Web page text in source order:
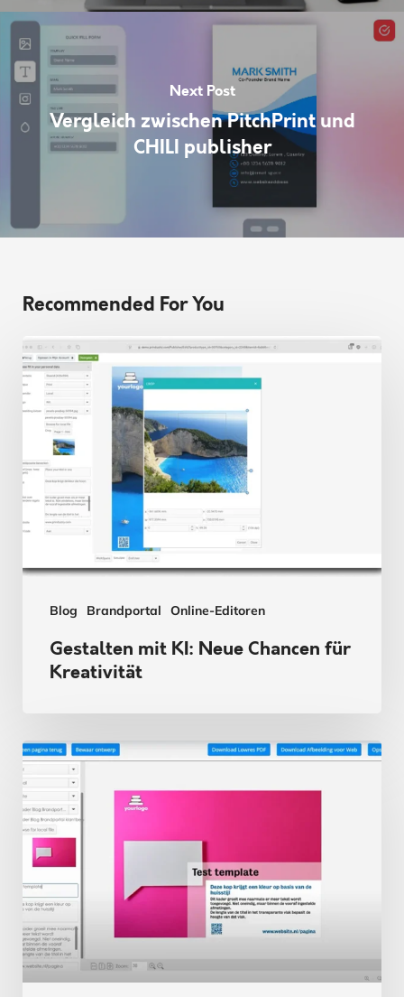
Next Post
Vergleich zwischen PitchPrint und
CHILI publisher
Recommended For You
Blog Brandportal Online-Editoren
Gestalten
mit
KI:
Neue
Chancen
für
Kreativität
Gestalten mit KI: Neue Chancen für
Kreativität
CHILI:
Konsistente
Markenkommunikation